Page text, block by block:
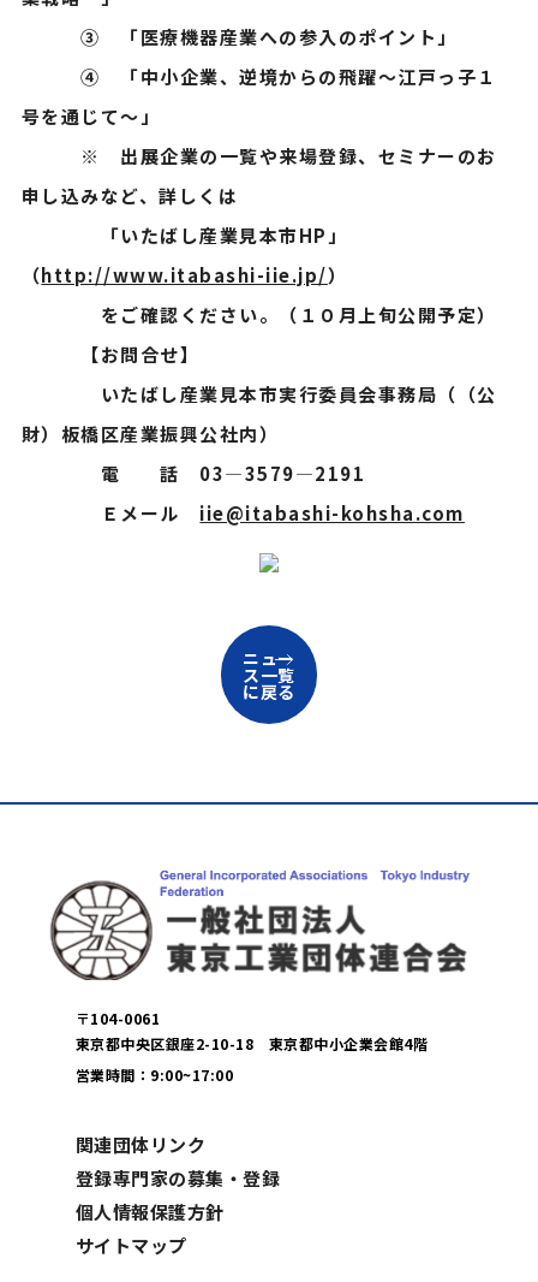
③ 「医療機器産業への参入のポイント」
④ 「中小企業、逆境からの飛躍～江戸っ子１
号を通じて～」
※ 出展企業の一覧や来場登録、セミナーのお
申し込みなど、詳しくは
「いたばし産業見本市HP」
（http://www.itabashi-iie.jp/）
をご確認ください。（１０月上旬公開予定）
【お問合せ】
いたばし産業見本市実行委員会事務局（（公
財）板橋区産業振興公社内）
電 話 03―3579―2191
Ｅメール iie@itabashi-kohsha.com
ニュー
ス一覧
に戻る
〒104-0061
東京都中央区銀座2-10-18 東京都中小企業会館4階
営業時間：9:00~17:00
関連団体リンク
登録専門家の募集・登録
個人情報保護方針
サイトマップ